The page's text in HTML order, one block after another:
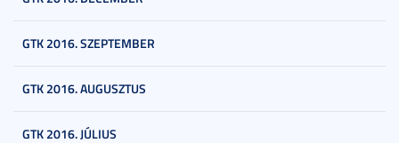
GTK 2016. SZEPTEMBER
GTK 2016. AUGUSZTUS
GTK 2016. JÚLIUS